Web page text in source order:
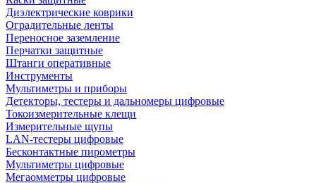
Диэлектрические коврики
Оградительные ленты
Переносное заземление
Перчатки защитные
Штанги оперативные
Инструменты
Мультиметры и приборы
Детекторы, тестеры и дальномеры цифровые
Токоизмерительные клещи
Измерительные щупы
LAN-тестеры цифровые
Бесконтактные пирометры
Мультиметры цифровые
Мегаомметры цифровые